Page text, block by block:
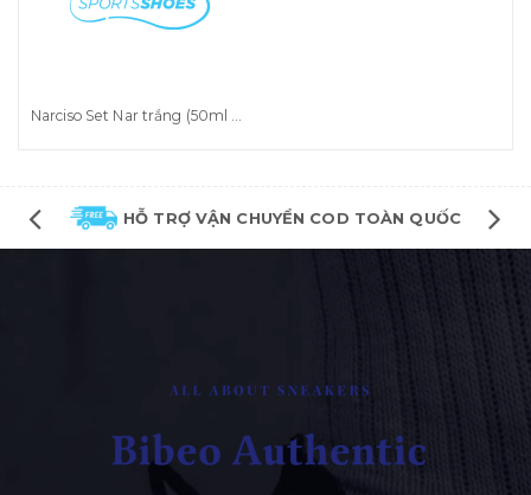
Narciso Set Nar trắng (50ml +10m)
HỖ TRỢ VẬN CHUYỂN COD TOÀN QUỐC